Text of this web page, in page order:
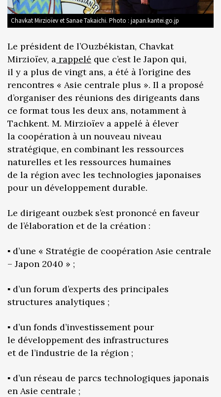
Chavkat Mirzioïev et Sanae Takaichi. Photo : japan.kantei.go.jp
Le président de l’Ouzbékistan, Chavkat
Mirzioïev, a rappelé que c’est le Japon qui,
il y a plus de vingt ans, a été à l’origine des
rencontres « Asie centrale plus ». Il a proposé
d’organiser des réunions des dirigeants dans
ce format tous les deux ans, notamment à
Tachkent. M. Mirzioïev a appelé à élever
la coopération à un nouveau niveau
stratégique, en combinant les ressources
naturelles et les ressources humaines
de la région avec les technologies japonaises
pour un développement durable.
Le dirigeant ouzbek s’est prononcé en faveur
de l’élaboration et de la création :
▪️ d’une « Stratégie de coopération Asie centrale
– Japon 2040 » ;
▪️ d’un forum d’experts des principales
structures analytiques ;
▪️ d’un fonds d’investissement pour
le développement des infrastructures
et de l’industrie de la région ;
▪️ d’un réseau de parcs technologiques japonais
en Asie centrale ;